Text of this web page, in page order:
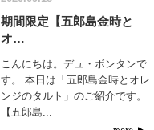
期間限定【五郎島金時と
オ…
こんにちは。デュ・ボンタンで
す。 本日は「五郎島金時とオレ
ンジのタルト」のご紹介です。
【五郎島...